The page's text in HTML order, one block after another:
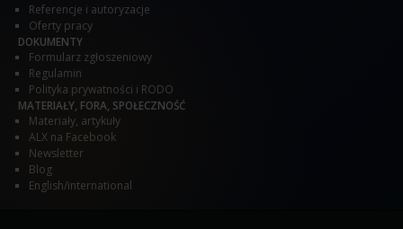
Referencje i autoryzacje
Oferty pracy
DOKUMENTY
Formularz zgłoszeniowy
Regulamin
Polityka prywatności i RODO
MATERIAŁY, FORA, SPOŁECZNOŚĆ
Materiały, artykuły
ALX na Facebook
Newsletter
Blog
English/international